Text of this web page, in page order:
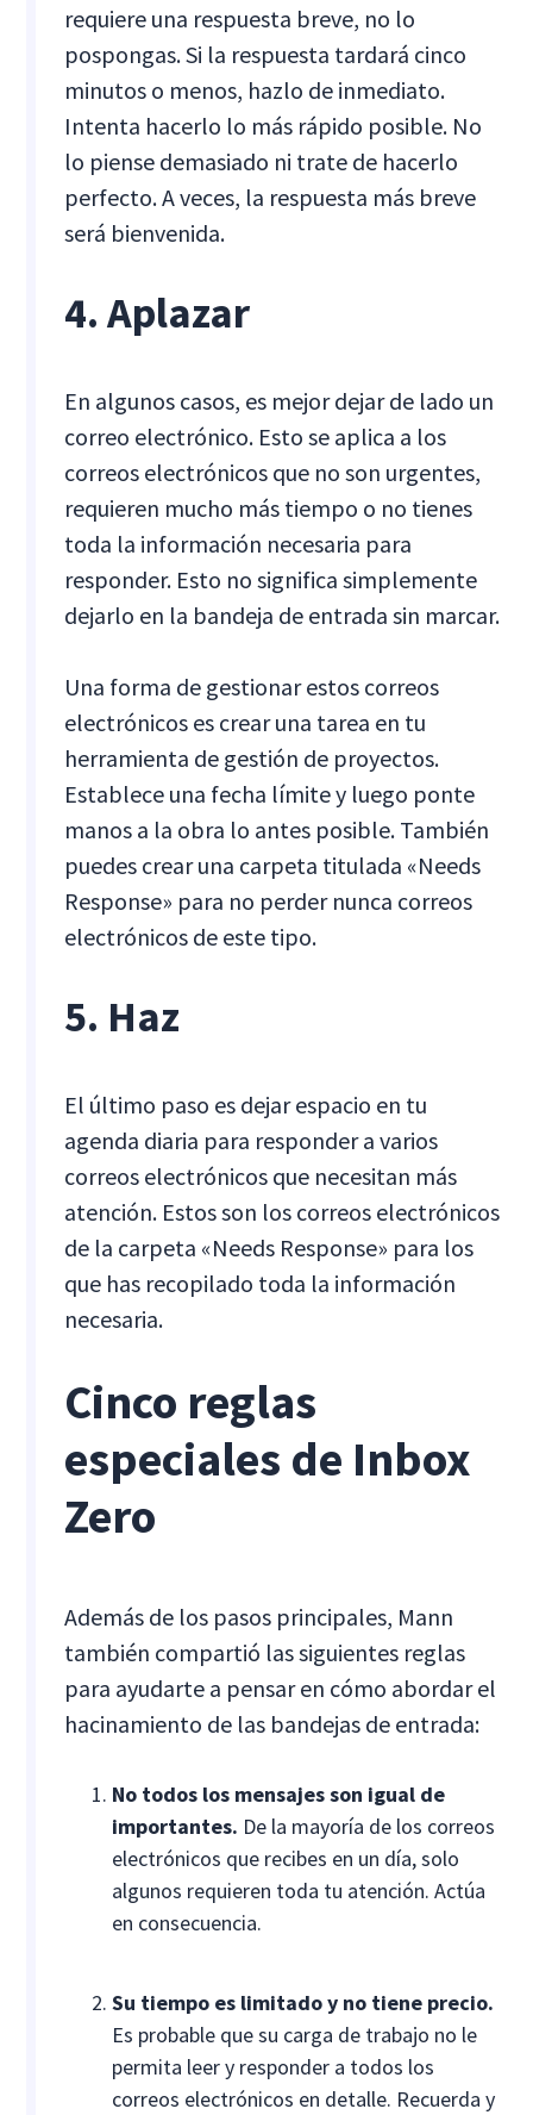
requiere una respuesta breve, no lo
pospongas. Si la respuesta tardará cinco
minutos o menos, hazlo de inmediato.
Intenta hacerlo lo más rápido posible. No
lo piense demasiado ni trate de hacerlo
perfecto. A veces, la respuesta más breve
será bienvenida.
4. Aplazar
En algunos casos, es mejor dejar de lado un
correo electrónico. Esto se aplica a los
correos electrónicos que no son urgentes,
requieren mucho más tiempo o no tienes
toda la información necesaria para
responder. Esto no significa simplemente
dejarlo en la bandeja de entrada sin marcar.
Una forma de gestionar estos correos
electrónicos es crear una tarea en tu
herramienta de gestión de proyectos.
Establece una fecha límite y luego ponte
manos a la obra lo antes posible. También
puedes crear una carpeta titulada «Needs
Response» para no perder nunca correos
electrónicos de este tipo.
5. Haz
El último paso es dejar espacio en tu
agenda diaria para responder a varios
correos electrónicos que necesitan más
atención. Estos son los correos electrónicos
de la carpeta «Needs Response» para los
que has recopilado toda la información
necesaria.
Cinco reglas
especiales de Inbox
Zero
Además de los pasos principales, Mann
también compartió las siguientes reglas
para ayudarte a pensar en cómo abordar el
hacinamiento de las bandejas de entrada:
No todos los mensajes son igual de
importantes. De la mayoría de los correos
electrónicos que recibes en un día, solo
algunos requieren toda tu atención. Actúa
en consecuencia.
Su tiempo es limitado y no tiene precio.
Es probable que su carga de trabajo no le
permita leer y responder a todos los
correos electrónicos en detalle. Recuerda y